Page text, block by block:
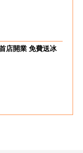
店開業 免費送冰